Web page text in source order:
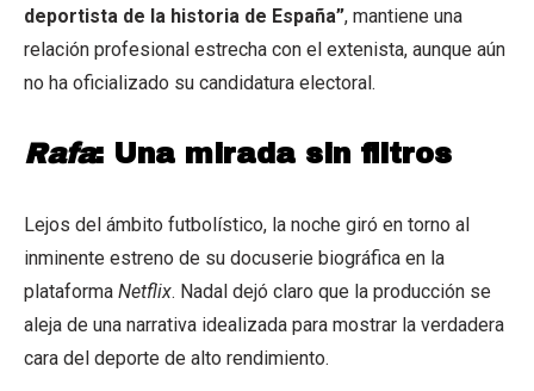
deportista de la historia de España”, mantiene una
relación profesional estrecha con el extenista, aunque aún
no ha oficializado su candidatura electoral.
Rafa: Una mirada sin filtros
Lejos del ámbito futbolístico, la noche giró en torno al
inminente estreno de su docuserie biográfica en la
plataforma Netflix. Nadal dejó claro que la producción se
aleja de una narrativa idealizada para mostrar la verdadera
cara del deporte de alto rendimiento.